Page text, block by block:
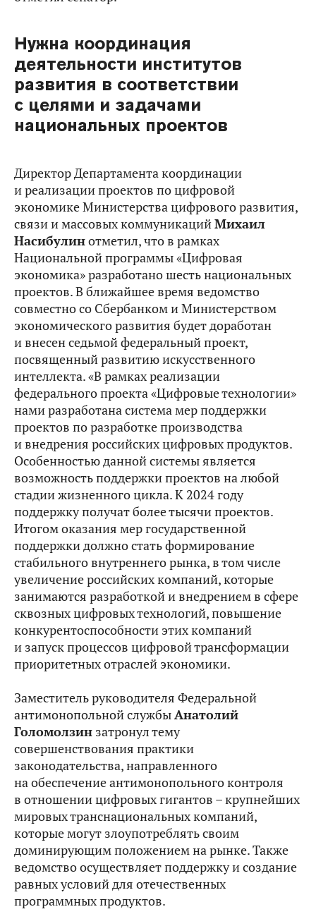
Нужна координация
деятельности институтов
развития в соответствии
с целями и задачами
национальных проектов
Директор Департамента координации
и реализации проектов по цифровой
экономике Министерства цифрового развития,
связи и массовых коммуникацийМихаил
Насибулинотметил, что в рамках
Национальной программы «Цифровая
экономика» разработано шесть национальных
проектов. В ближайшее время ведомство
совместно со Сбербанком и Министерством
экономического развития будет доработан
и внесен седьмой федеральный проект,
посвященный развитию искусственного
интеллекта. «В рамках реализации
федерального проекта «Цифровые технологии»
нами разработана система мер поддержки
проектов по разработке производства
и внедрения российских цифровых продуктов.
Особенностью данной системы является
возможность поддержки проектов на любой
стадии жизненного цикла. К 2024 году
поддержку получат более тысячи проектов.
Итогом оказания мер государственной
поддержки должно стать формирование
стабильного внутреннего рынка, в том числе
увеличение российских компаний, которые
занимаются разработкой и внедрением в сфере
сквозных цифровых технологий, повышение
конкурентоспособности этих компаний
и запуск процессов цифровой трансформации
приоритетных отраслей экономики.
Заместитель руководителя Федеральной
антимонопольной службыАнатолий
Голомолзин затронул тему
совершенствования практики
законодательства, направленного
на обеспечение антимонопольного контроля
в отношении цифровых гигантов – крупнейших
мировых транснациональных компаний,
которые могут злоупотреблять своим
доминирующим положением на рынке. Также
ведомство осуществляет поддержку и создание
равных условий для отечественных
программных продуктов.